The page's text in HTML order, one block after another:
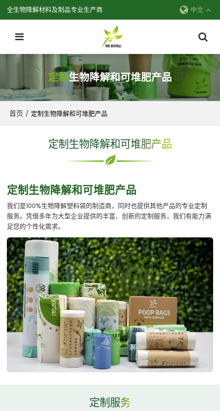
全生物降解材料及制品专业生产商 中文
定制生物降解和可堆肥产品
首页 / 定制生物降解和可堆肥产品
定制生物降解和可堆肥产品
定制生物降解和可堆肥产品
我们是100%生物降解塑料袋的制造商，同时也提供其他产品的专业定制
服务。凭借多年为大型企业提供的丰富、创新的定制服务，我们有能力满
足您的个性化需求。
定制服务